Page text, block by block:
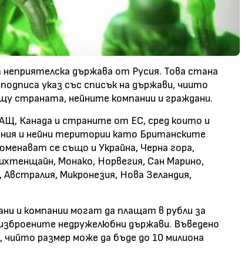
държава от Русия. Това стана
указ със списък на държави, чиито
страната, нейните компании и граждани.
Канада и страните от ЕС, сред които и
и нейни територии като Британските
се също и Украйна, Черна гора,
Монако, Норвегия, Сан Марино,
Микронезия, Нова Зеландия,
и компании могат да плащат в рубли за
недружелюбни държави. Въведено
чийто размер може да бъде до 10 милиона